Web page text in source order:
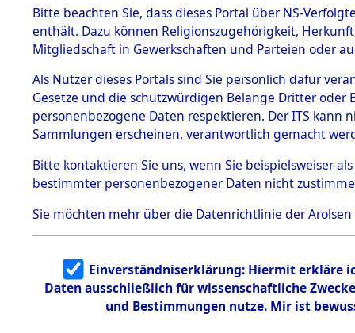
BESTÄNDE
1.
mente
5. Verschiedenes
5.3
Todesmärsche
5.3.1 Alliierte
Erhebungen
zu
Todesmärsch
en
5.3.2
Identifizierun
g
5.3.3
Todesmärsch
auf dem
zur
Roding)
Leben
0002
Bitte beachten Sie, dass dieses Portal über NS-
enthält. Dazu können Religionszugehörigkeit,
Mitgliedschaft in Gewerkschaften und Parteien oder
Als Nutzer dieses Portals sind Sie persönlich dafür
Gesetze und die schutzwürdigen Belange Dritter
personenbezogene Daten respektieren. Der ITS
Sammlungen erscheinen, verantwortlich gemacht
Bitte kontaktieren Sie uns, wenn Sie beispielsweiser
bestimmter personenbezogener Daten nicht
Sie möchten mehr über die Datenrichtlinie der Arolsen
Einverständniserklärung: Hiermit erkläre
Daten ausschließlich für wissenschaftliche
und Bestimmungen nutze. Mir ist